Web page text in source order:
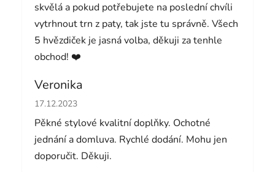
skvělá a pokud potřebujete na poslední chvíli
vytrhnout trn z paty, tak jste tu správně. Všech
5 hvězdiček je jasná volba, děkuji za tenhle
obchod! ❤️
Veronika
Hodnocení obchodu je 5 z 5 hvězdiček.
17.12.2023
Pěkné stylové kvalitní doplňky. Ochotné
jednání a domluva. Rychlé dodání. Mohu jen
doporučit. Děkuji.